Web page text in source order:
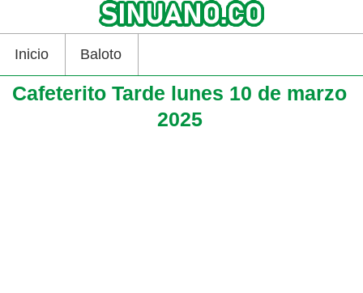
Inicio Baloto
Cafeterito Tarde lunes 10 de marzo
2025